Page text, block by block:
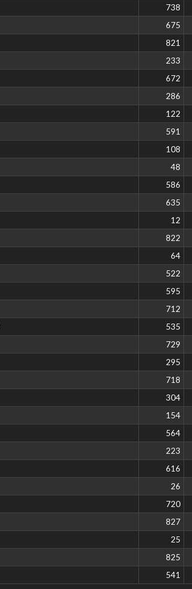
738
675
821
233
672
286
122
591
108
48
586
635
12
822
64
522
595
712
535
729
295
718
304
154
564
223
616
26
720
827
25
825
541